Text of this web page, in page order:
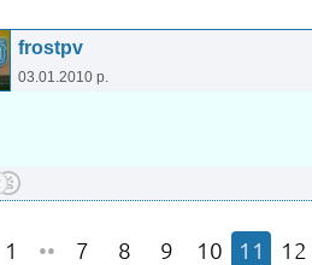
frostpv
03.01.2010 р.
1 •• 7 8 9 10 11 12